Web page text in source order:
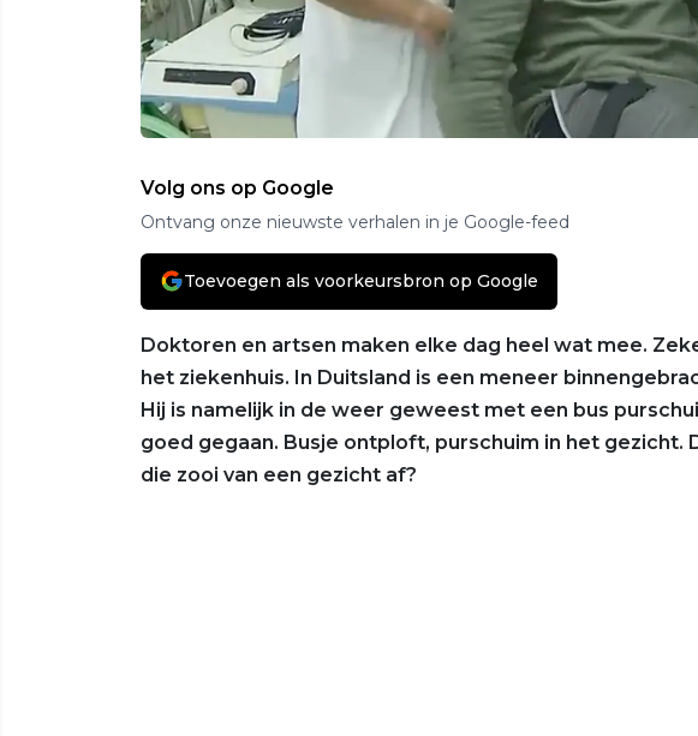
Volg ons op Google
Ontvang onze nieuwste verhalen in je Google-feed
Toevoegen als voorkeursbron op Google
Doktoren en artsen maken elke dag heel wat mee.
het ziekenhuis. In Duitsland is een meneer
Hij is namelijk in de weer geweest met een bus
goed gegaan. Busje ontploft, purschuim in het gezicht.
die zooi van een gezicht af?